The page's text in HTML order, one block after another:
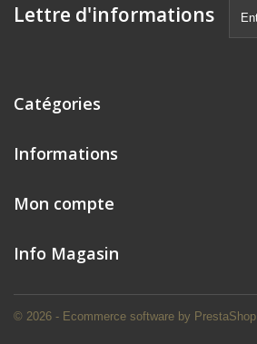
Lettre d'informations
Catégories
Informations
© 2026 - Ecommerce software by
Mon compte
Info Magasin